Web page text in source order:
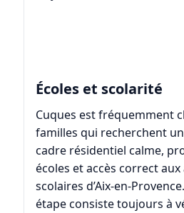
Écoles et scolarité
Cuques est fréquemment
familles qui recherchent
cadre résidentiel calme,
écoles et accès correct
scolaires d’Aix-en-
étape consiste toujours à